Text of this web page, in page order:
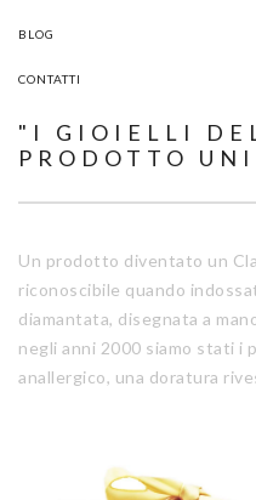
BLOG
CONTATTI
"I GIOIELLI
PRODOTTO
Un prodotto diventato un
riconoscibile quando
diamantata, disegnata a
negli anni 2000 siamo stati i
anallergico, una doratura